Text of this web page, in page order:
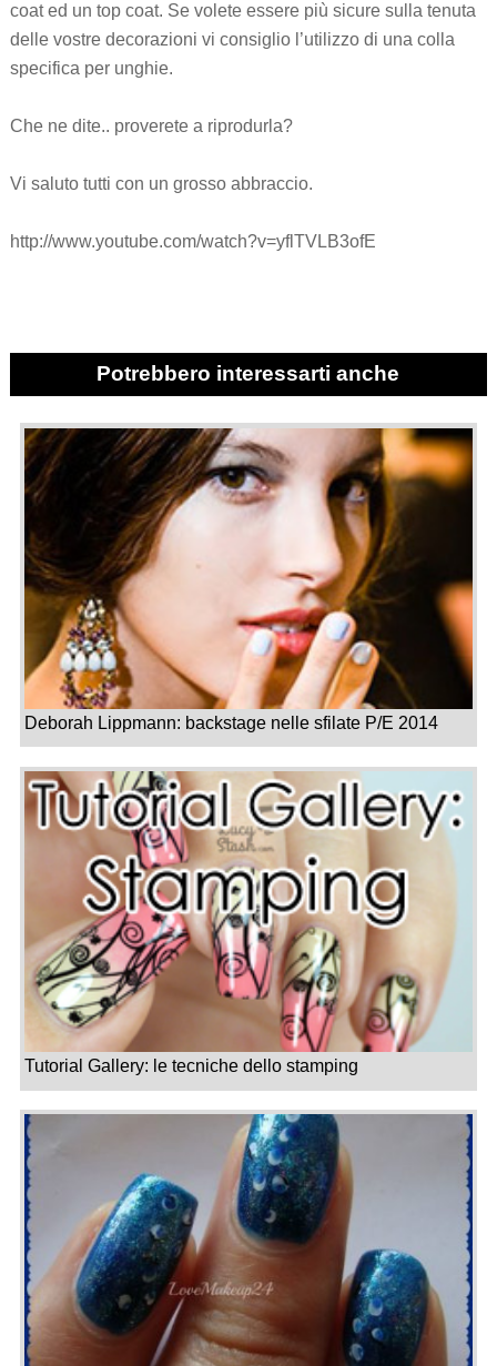
coat ed un top coat. Se volete essere più sicure sulla tenuta
delle vostre decorazioni vi consiglio l’utilizzo di una colla
specifica per unghie.
Che ne dite.. proverete a riprodurla?
Vi saluto tutti con un grosso abbraccio.
http://www.youtube.com/watch?v=yflTVLB3ofE
Potrebbero interessarti anche
Deborah Lippmann: backstage nelle sfilate P/E 2014
Tutorial Gallery: le tecniche dello stamping